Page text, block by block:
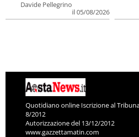
Davide Pellegrino
il 05/08/2026
Quotidiano online Iscrizione al
8/2012
Autorizzazione del 13/12/2012
www.gazzettamatin.com